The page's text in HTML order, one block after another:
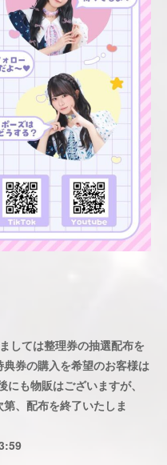
しては整理券の抽選配布を
券の購入を希望のお客様は
も物販はございますが、
、配布を終了いたしま